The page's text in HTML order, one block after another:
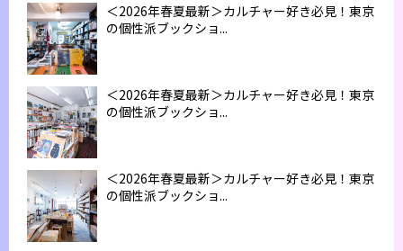
＜2026年春夏最新＞カルチャー好き必見！東京
の個性派ブックショ...
＜2026年春夏最新＞カルチャー好き必見！東京
の個性派ブックショ...
＜2026年春夏最新＞カルチャー好き必見！東京
の個性派ブックショ...